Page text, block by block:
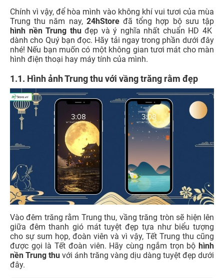
Chính vì vậy, để hòa mình vào không khí vui tươi của mùa
Trung thu năm nay, 24hStoređã tổng hợp bộ sưu tập
hình nền Trung thuđẹp và ý nghĩa nhất chuẩn HD 4K
dành cho Quý bạn đọc. Hãy tải ngay trong phần dưới đây
nhé! Nếu bạn muốn có một không gian tươi mát cho màn
hình điện thoại hay máy tính của mình.
1.1. Hình ảnh Trung thu với vầng trăng rằm đẹp
Vào đêm trăng rằm Trung thu, vầng trăng tròn sẽ hiện lên
giữa đêm thanh gió mát tuyệt đẹp tựa như biểu tượng
cho sự sum họp, đoàn viên và vì vậy, Tết Trung thu cũng
được gọi là Tết đoàn viên. Hãy cùng ngắm trọn bộ hình
nền Trung thu với ánh trăng vàng dịu dàng tuyệt đẹp dưới
đây.